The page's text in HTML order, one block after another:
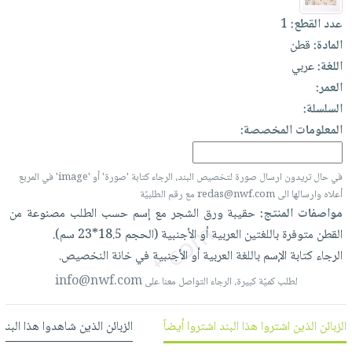
العناية
بالأسنان
الحمية
والتغذية
أدوات
المائدة
الأوعية
والتخزين
أدوات
المطبخ
الأكثر
مبيعاً
العودة
للمدارس
اكسسوارات
كتب
اكسسوارات
منزلية
اكسسوارات
ملابس
مطرزات
حقائب
حلي
بالذات
شحن
مجاني
بنود
مختارة
اشتراكات
كل
الاشتراكات
صندوق
القراءة
iKitab
بلا
حدود
بحث
نيل
وفرات
عن
سياسة
الشركة
حسابك
لائحة
الأمنيات
عدد القطع:1
المادة:قطن
اللغة:عربي
العمر:
السلسلة:
المعلومات المخصصة:
في حال تريدون ارسال صورة لتخصيص البند، الرجاء كتابة 'صورة' أو 'image' في المربع
أعلاه وارسالها الى redas@nwf.com مع رقم الطلبيّة
مواصفات المنتج: حقيبة ورق الشجر معإسمحسب الطلب مصنوعة من
القطن متوفرةباللغتين العربيةأو الأجنبية(الحجم 18.5*23
سم).
الرجاءكتابة الإسمباللغة العربيةأو الأجنبية فيخانة النخصيص.
لطلب كميّة كبيرة، الرجاء التواصل معنا علىinfo@nwf.com
الزبائن الذين اشتروا هذا البند اشتروا أيضاً الزبائن الذين شاهدوا هذا